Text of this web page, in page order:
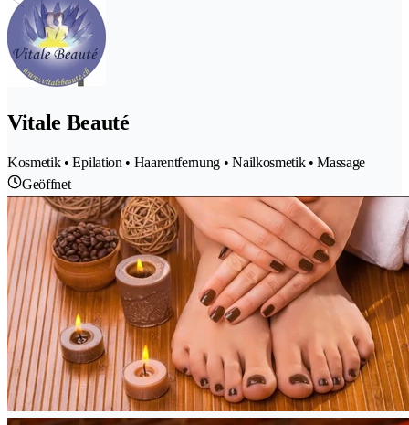
Vitale Beauté
Kosmetik • Epilation • Haarentfernung • Nailkosmetik • Massage
Geöffnet